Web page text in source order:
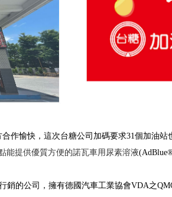
作愉快，這次台糖公司加碼要求31個加油
能提供優質方便的諾瓦車用尿素溶液(AdBlue
銷的公司，擁有德國汽車工業協會VDA之